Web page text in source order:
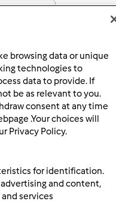
il TM31 per 9 anni e
browsing data or unique
technologies to
data to provide. If
be as relevant to you.
consent at any time
.Your choices will
Privacy Policy.
for identification.
and content,
services